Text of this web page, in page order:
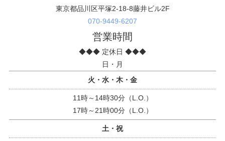
東京都品川区平塚2-18-8藤井ビル2F
070-9449-6207
営業時間
◆◆◆ 定休日 ◆◆◆
日・月
火・水・木・金
11時～14時30分（L.O.）
17時～21時00分（L.O.）
土・祝